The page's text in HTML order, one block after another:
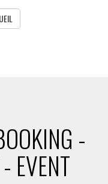
-
EVENT